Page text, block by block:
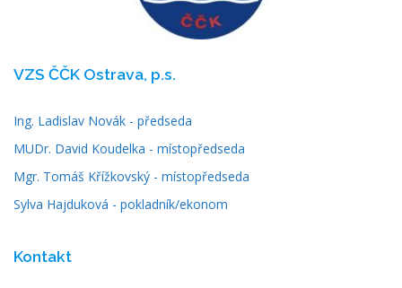
VZS ČČK Ostrava, p.s.
Ing. Ladislav Novák - předseda
MUDr. David Koudelka - místopředseda
Mgr. Tomáš Křížkovský - místopředseda
Sylva Hajduková - pokladník/ekonom
Kontakt